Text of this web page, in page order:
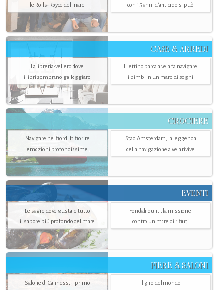
le Rolls-Royce del mare
con 15 anni d'anticipo si può
CASE & ARREDI
La libreria-veliero dove
i libri sembrano galleggiare
Il lettino barca a vela fa navigare
i bimbi in un mare di sogni
CROCIERE
Navigare nei fiordi fa fiorire
emozioni profondissime
Stad Amsterdam, la leggenda
della navigazione a vela rivive
EVENTI
Le sagre dove gustare tutto
il sapore più profondo del mare
Fondali puliti, la missione
contro un mare di rifiuti
FIERE & SALONI
Salone di Canness, il primo
Il giro del mondo